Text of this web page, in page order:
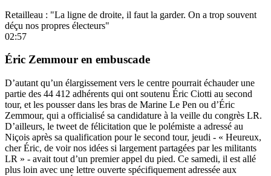
Retailleau : "La ligne de droite, il faut la garder. On a trop souvent
déçu nos propres électeurs"
02:57
Éric Zemmour en embuscade
D’autant qu’un élargissement vers le centre pourrait échauder une
partie des 44 412 adhérents qui ont soutenu Éric Ciotti au second
tour, et les pousser dans les bras de Marine Le Pen ou d’Éric
Zemmour, qui a officialisé sa candidature à la veille du congrès LR.
D’ailleurs, le tweet de félicitation que le polémiste a adressé au
Niçois après sa qualification pour le second tour, jeudi - « Heureux,
cher Éric, de voir nos idées si largement partagées par les militants
LR » - avait tout d’un premier appel du pied. Ce samedi, il est allé
plus loin avec une lettre ouverte spécifiquement adressée aux